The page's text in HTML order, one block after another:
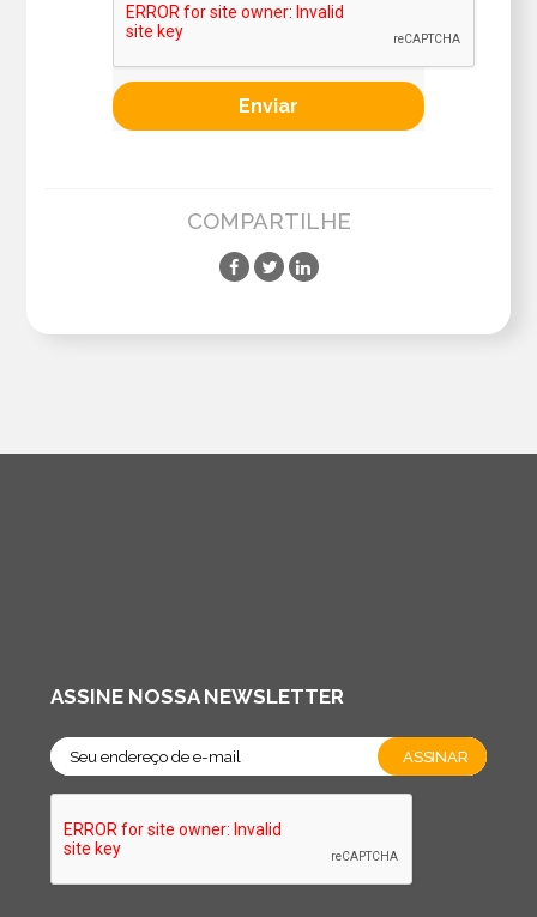
COMPARTILHE
ASSINE NOSSA NEWSLETTER